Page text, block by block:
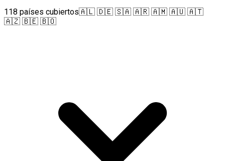
118 países cubiertos🇦🇱 🇩🇪 🇸🇦 🇦🇷 🇦🇲 🇦🇺 🇦🇹
🇦🇿 🇧🇪 🇧🇴